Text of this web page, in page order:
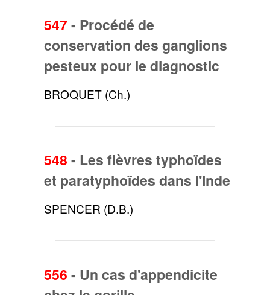
547- Procédé de
conservation des ganglions
pesteux pour le diagnostic
BROQUET (Ch.)
548 - Les fièvres typhoïdes
et paratyphoïdes dans l'Inde
SPENCER (D.B.)
556 - Un cas d'appendicite